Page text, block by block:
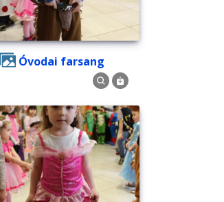
Óvodai farsang